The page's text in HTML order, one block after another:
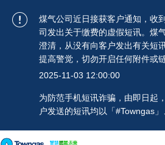
煤气公司近日接获客户通知，收
司发出关于缴费的虚假短讯。煤
澄清，从没有向客户发出有关短
提高警觉，切勿开启任何附件或链
2025-11-03 12:00:00
为防范手机短讯诈骗，由即日起
户发送的短讯均以「#Towngas」